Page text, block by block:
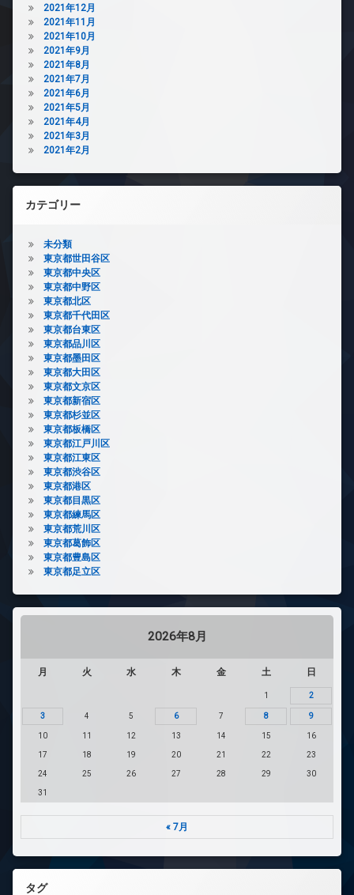
2021年12月
2021年11月
2021年10月
2021年9月
2021年8月
2021年7月
2021年6月
2021年5月
2021年4月
2021年3月
2021年2月
カテゴリー
未分類
東京都世田谷区
東京都中央区
東京都中野区
東京都北区
東京都千代田区
東京都台東区
東京都品川区
東京都墨田区
東京都大田区
東京都文京区
東京都新宿区
東京都杉並区
東京都板橋区
東京都江戸川区
東京都江東区
東京都渋谷区
東京都港区
東京都目黒区
東京都練馬区
東京都荒川区
東京都葛飾区
東京都豊島区
東京都足立区
2026年8月
月 火 水 木 金 土 日
1 2
3 4 5 6 7 8 9
10 11 12 13 14 15 16
17 18 19 20 21 22 23
24 25 26 27 28 29 30
31
« 7月
タグ